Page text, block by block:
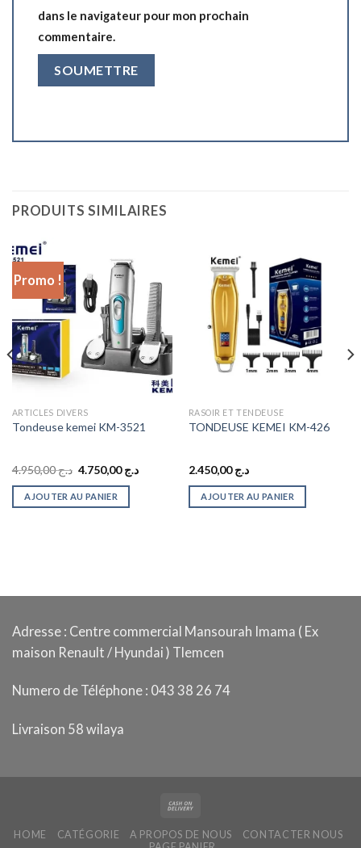
dans le navigateur pour mon prochain
commentaire.
PRODUITS SIMILAIRES
Promo !
ARTICLES DIVERS
Tondeuse kemei KM-3521
د.ج4.950,00
Le
initial
était :
د.ج4.750,00
Le
AJOUTER AU PANIER
RASOIR ET TENDEUSE
TONDEUSE KEMEI KM-426
د.ج2.450,00
AJOUTER AU PANIER
Adresse : Centre commercial Mansourah Imama ( Ex
maison Renault / Hyundai ) Tlemcen
Numero de Téléphone : 043 38 26 74
Livraison 58 wilaya
HOME CATÉGORIE A PROPOS DE NOUS
CONTACTER NOUS